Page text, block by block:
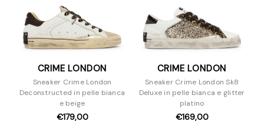
CRIME LONDON
Sneaker Crime London
Deconstructed in pelle bianca
e beige
€179,00
CRIME LONDON
Sneaker Crime London Sk8
Deluxe in pelle bianca e glitter
platino
€169,00